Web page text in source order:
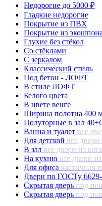
Недорогие до 5000 ₽
Гладкие недорогие
Покрытие из ПВХ
Покрытие из экошпона
Глухие без стёкол
Со стёклами
С зеркалом
Классический стиль
Под бетон - ЛОФТ
В стиле ЛОФТ
Белого цвета
В цвете венге
Ширина полотна 400
Полуторные в зал
Ванна и туалет все
Для детской все двери
В зал все двери из
На кухню все двери
Для офиса частичная
Двери по ГОСТу
Скрытая дверь под
Скрытая дверь под